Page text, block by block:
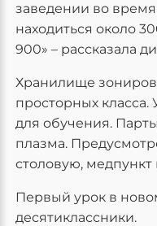
заведении во
находиться около
900» – рассказала
Хранилище
просторных класса.
для обучения.
плазма.
столовую, медпункт
Первый урок в
десятиклассники.